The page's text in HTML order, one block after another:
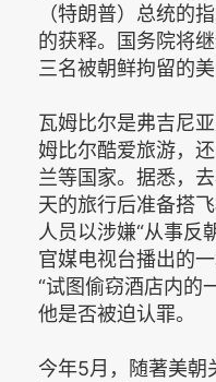
（特朗普）总统的
的获释。国务院将
三名被朝鲜拘留的美
瓦姆比尔是弗吉尼
姆比尔酷爱旅游，
兰等国家。据悉，
天的旅行后准备搭
人员以涉嫌“从事反
官媒电视台播出的
“试图偷窃酒店内的
他是否被迫认罪。
今年5月，随著美朝